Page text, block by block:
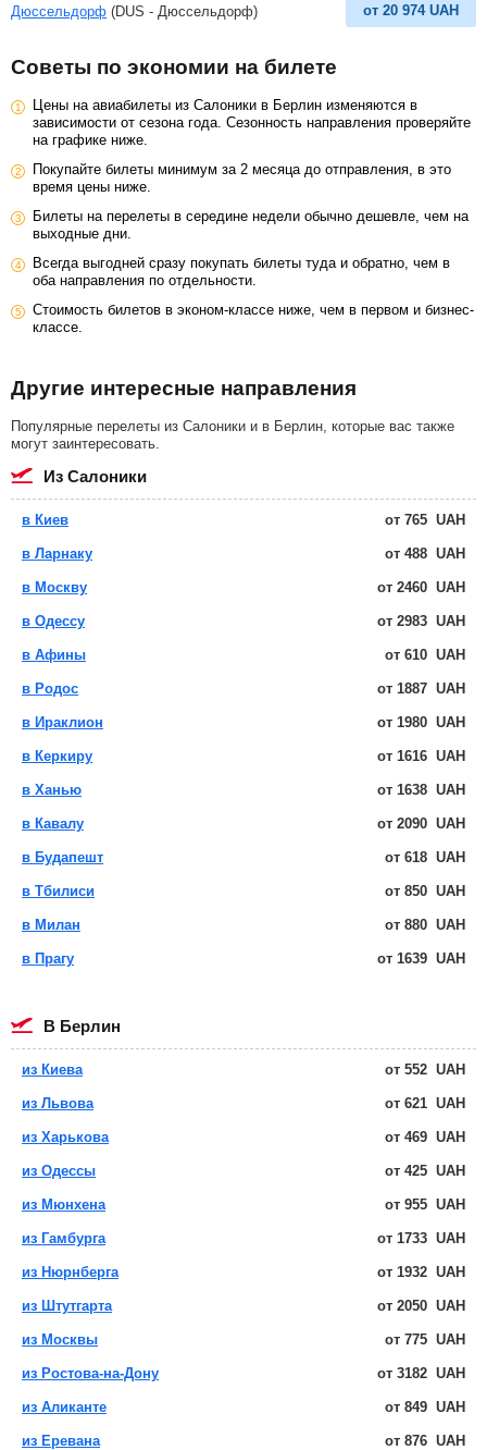
Дюссельдорф (DUS - Дюссельдорф) от 20 974 UAH
Советы по экономии на билете
Цены на авиабилеты из Салоники в Берлин изменяются в
зависимости от сезона года. Сезонность направления проверяйте
на графике ниже.
Покупайте билеты минимум за 2 месяца до отправления, в это
время цены ниже.
Билеты на перелеты в середине недели обычно дешевле, чем на
выходные дни.
Всегда выгодней сразу покупать билеты туда и обратно, чем в
оба направления по отдельности.
Стоимость билетов в эконом-классе ниже, чем в первом и бизнес-
классе.
Другие интересные направления
Популярные перелеты из Салоники и в Берлин, которые вас также
могут заинтересовать.
из Салоники
в Киев от 765 UAH
в Ларнаку от 488 UAH
в Москву от 2460 UAH
в Одессу от 2983 UAH
в Афины от 610 UAH
в Родос от 1887 UAH
в Ираклион от 1980 UAH
в Керкиру от 1616 UAH
в Ханью от 1638 UAH
в Кавалу от 2090 UAH
в Будапешт от 618 UAH
в Тбилиси от 850 UAH
в Милан от 880 UAH
в Прагу от 1639 UAH
в Берлин
из Киева от 552 UAH
из Львова от 621 UAH
из Харькова от 469 UAH
из Одессы от 425 UAH
из Мюнхена от 955 UAH
из Гамбурга от 1733 UAH
из Нюрнберга от 1932 UAH
из Штутгарта от 2050 UAH
из Москвы от 775 UAH
из Ростова-на-Дону от 3182 UAH
из Аликанте от 849 UAH
из Еревана от 876 UAH